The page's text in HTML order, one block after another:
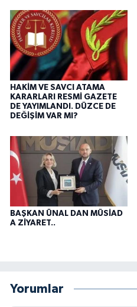
HAKİM VE SAVCI ATAMA
KARARLARI RESMİ GAZETE
DE YAYIMLANDI. DÜZCE DE
DEĞİŞİM VAR MI?
BAŞKAN ÜNAL DAN MÜSİAD
A ZİYARET..
Yorumlar